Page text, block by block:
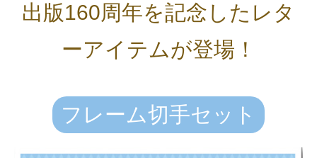
出版160周年を記念したレタ
ーアイテムが登場！
フレーム切手セット